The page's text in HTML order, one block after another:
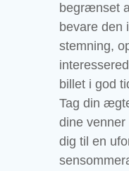
begrænset
bevare
stemning,
billet i god
Tag din
dine
dig til en